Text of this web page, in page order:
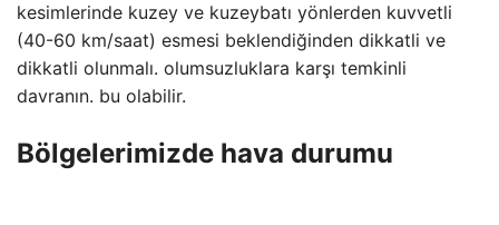
kesimlerinde kuzey ve kuzeybatı yönlerden kuvvetli
(40-60 km/saat) esmesi beklendiğinden dikkatli ve
dikkatli olunmalı. olumsuzluklara karşı temkinli
davranın. bu olabilir.
Bölgelerimizde hava durumu